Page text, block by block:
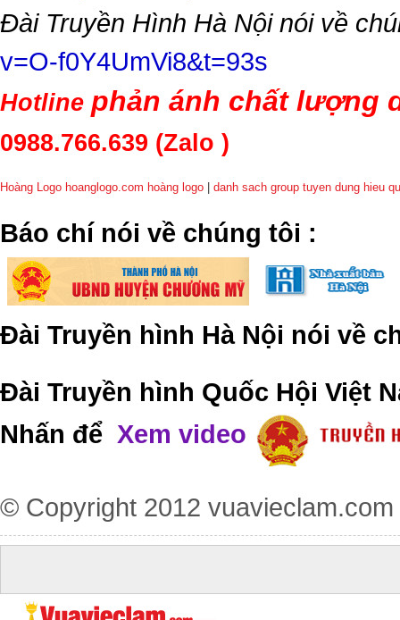
Đài Truyền Hình Hà Nội nói về
v=O-f0Y4UmVi8&t=93s
Hotline phản ánh chất lượng
0988.766.639 (Zalo )
Hoàng Logo hoanglogo.com hoàng logo danh sach group tuyen dung hieu
​Báo chí nói về chúng tôi :
Đài Truyền hình Hà Nội nói về
Đài Truyền hình Quốc Hội Việt
Nhấn để Xem video
© Copyright 2012 vuavieclam.com